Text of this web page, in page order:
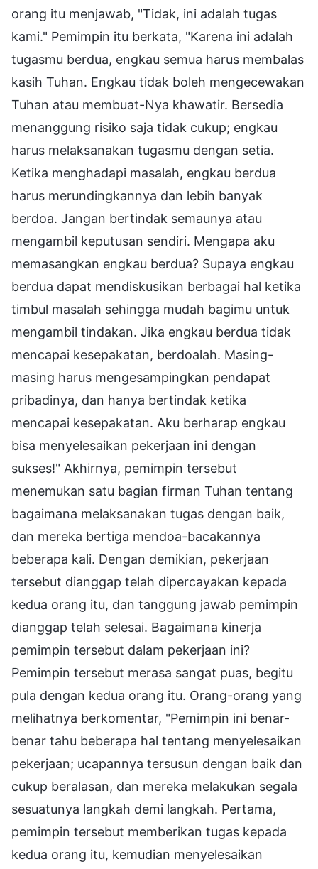
orang itu menjawab, "Tidak, ini adalah tugas
kami." Pemimpin itu berkata, "Karena ini adalah
tugasmu berdua, engkau semua harus membalas
kasih Tuhan. Engkau tidak boleh mengecewakan
Tuhan atau membuat-Nya khawatir. Bersedia
menanggung risiko saja tidak cukup; engkau
harus melaksanakan tugasmu dengan setia.
Ketika menghadapi masalah, engkau berdua
harus merundingkannya dan lebih banyak
berdoa. Jangan bertindak semaunya atau
mengambil keputusan sendiri. Mengapa aku
memasangkan engkau berdua? Supaya engkau
berdua dapat mendiskusikan berbagai hal ketika
timbul masalah sehingga mudah bagimu untuk
mengambil tindakan. Jika engkau berdua tidak
mencapai kesepakatan, berdoalah. Masing-
masing harus mengesampingkan pendapat
pribadinya, dan hanya bertindak ketika
mencapai kesepakatan. Aku berharap engkau
bisa menyelesaikan pekerjaan ini dengan
sukses!" Akhirnya, pemimpin tersebut
menemukan satu bagian firman Tuhan tentang
bagaimana melaksanakan tugas dengan baik,
dan mereka bertiga mendoa-bacakannya
beberapa kali. Dengan demikian, pekerjaan
tersebut dianggap telah dipercayakan kepada
kedua orang itu, dan tanggung jawab pemimpin
dianggap telah selesai. Bagaimana kinerja
pemimpin tersebut dalam pekerjaan ini?
Pemimpin tersebut merasa sangat puas, begitu
pula dengan kedua orang itu. Orang-orang yang
melihatnya berkomentar, "Pemimpin ini benar-
benar tahu beberapa hal tentang menyelesaikan
pekerjaan; ucapannya tersusun dengan baik dan
cukup beralasan, dan mereka melakukan segala
sesuatunya langkah demi langkah. Pertama,
pemimpin tersebut memberikan tugas kepada
kedua orang itu, kemudian menyelesaikan